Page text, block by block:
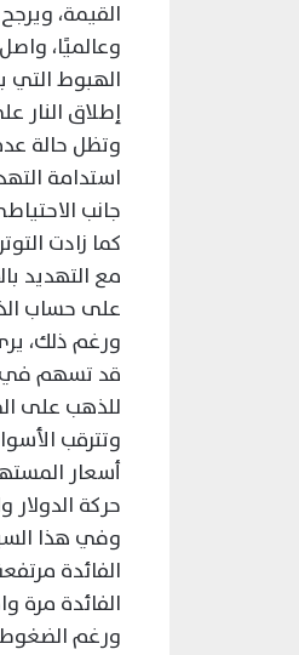
القيمة،
الهبوط
إطلاق النار
وتظل حالة
استدامة
جانب
كما زادت
مع التهديد
على حساب
ورغم ذلك،
قد تسهم في
للذهب على
وتترقب
أسعار
حركة الدولار
وفي هذا
الفائدة
الفائدة مرة واحدة
ورغم الضغوط